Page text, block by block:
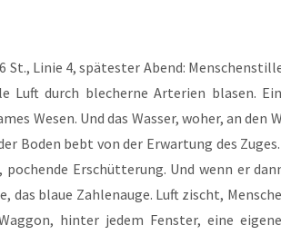
St., Linie 4, spä­tes­ter Abend:
Luft durch ble­cher­ne Arte­ri­en bla­sen.
Wesen. Und das Was­ser, woher, an
Boden bebt von der Erwar­tung des
pochen­de Erschüt­te­rung. Und wenn er
das blaue Zah­len­au­ge. Luft zischt,
hin­ter jedem Fens­ter, eine